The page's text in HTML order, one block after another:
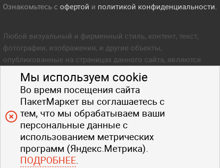
Мы используем cookie
Во время посещения сайта
ПакетМаркет вы соглашаетесь с
тем, что мы обрабатываем ваши
персональные данные с
использованием метрических
программ (Яндекс.Метрика).
ПОДРОБНЕЕ.
Ознакомьтесь с офертой и политикой конфиденциальности.
Любой визуальный и фирменный стиль, контент, текст,
фотографии, изображения, и другие объекты,
опубликованные на страницах данного сайта, являются
объектом прав интеллектуальной собственности компании
Пакетмаркет. Любое копирование стиля, контента, текста,
фотографий, изображений и других объектов данного сайта
запрещено.